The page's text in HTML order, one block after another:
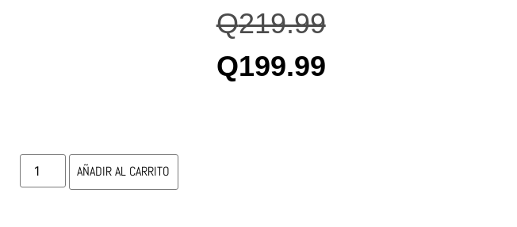
Q219.99
Q199.99
AÑADIR AL CARRITO